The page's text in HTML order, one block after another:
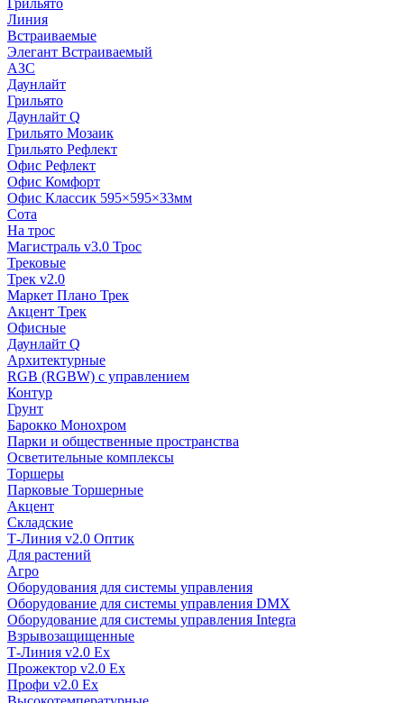
Грильято
Линия
Встраиваемые
Элегант Встраиваемый
АЗС
Даунлайт
Грильято
Даунлайт Q
Грильято Мозаик
Грильято Рефлект
Офис Рефлект
Офис Комфорт
Офис Классик 595×595×33мм
Сота
На трос
Магистраль v3.0 Трос
Трековые
Трек v2.0
Маркет Плано Трек
Акцент Трек
Офисные
Даунлайт Q
Архитектурные
RGB (RGBW) с управлением
Контур
Грунт
Барокко Монохром
Парки и общественные пространства
Осветительные комплексы
Торшеры
Парковые Торшерные
Акцент
Складские
Т-Линия v2.0 Оптик
Для растений
Агро
Оборудования для системы управления
Оборудование для системы управления DMX
Оборудование для системы управления Integra
Взрывозащищенные
Т-Линия v2.0 Ex
Прожектор v2.0 Ex
Профи v2.0 Ex